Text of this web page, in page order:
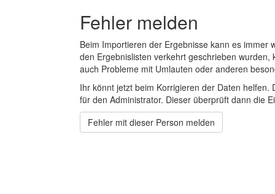
Fehler melden
Beim Importieren der Ergebnisse kann es
den Ergebnislisten verkehrt geschrieben
auch Probleme mit Umlauten oder anderen
Ihr könnt jetzt beim Korrigieren der Daten
für den Administrator. Dieser überprüft dann die
Fehler mit dieser Person melden